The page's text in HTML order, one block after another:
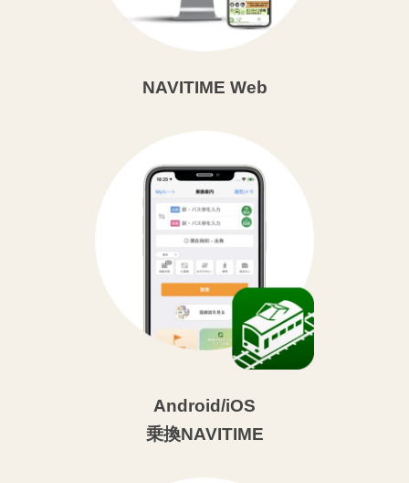
NAVITIME Web
Android/iOS
乗換NAVITIME